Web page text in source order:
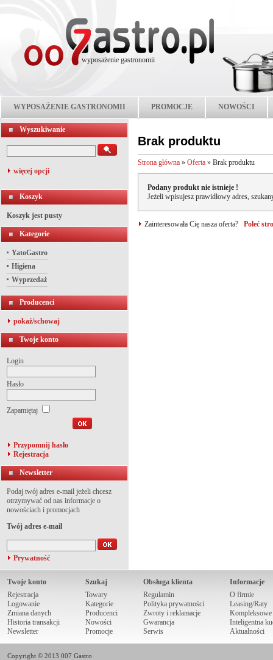
wyposażenie gastronomii
WYPOSAŻENIE GASTRONOMII PROMOCJE NOWOŚCI
Wyszukiwanie
więcej opcji
Koszyk
Koszyk jest pusty
Kategorie
YatoGastro
Higiena
Wyprzedaż
Producenci
pokaż/schowaj
Twoje konto
Login
Hasło
Zapamiętaj
Przypomnij hasło
Rejestracja
Newsletter
Podaj twój adres e-mail jeżeli chcesz
otrzymywać od nas informacje o
nowościach i promocjach
Twój adres e-mail
Prywatność
Brak produktu
Strona główna » Oferta » Brak produktu
Podany produkt nie istnieje !
Jeżeli wpisujesz prawidłowy adres,
Zainteresowała Cię nasza oferta? Poleć
Twoje konto
Rejestracja
Logowanie
Zmiana danych
Historia transakcji
Newsletter
Szukaj
Towary
Kategorie
Producenci
Nowości
Promocje
Obsługa klienta
Regulamin
Polityka prywatności
Zwroty i reklamacje
Gwarancja
Serwis
Informacje
O firmie
Leasing/Raty
Kompleksowe
Inteligentna
Aktualności
Copyright © 2013 007 Gastro